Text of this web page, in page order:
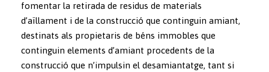
fomentar la retirada de residus de materials
d’aïllament i de la construcció que continguin amiant,
destinats als propietaris de béns immobles que
continguin elements d’amiant procedents de la
construcció que n’impulsin el desamiantatge, tant si